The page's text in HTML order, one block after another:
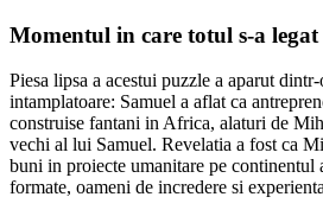
Momentul in care totul s-a legat
Piesa lipsa a acestui puzzle a aparut
intamplatoare: Samuel a aflat ca
construise fantani in Africa, alaturi de
vechi al lui Samuel. Revelatia a fost ca
buni in proiecte umanitare pe continentul
formate, oameni de incredere si